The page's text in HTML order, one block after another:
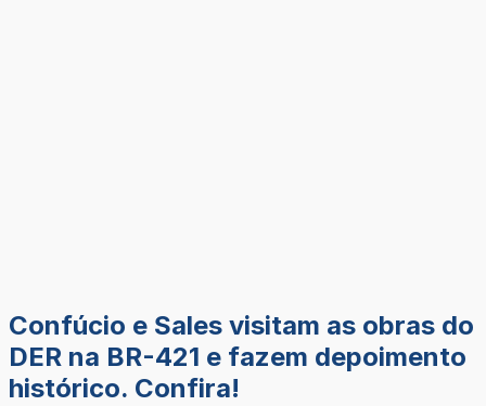
Confúcio e Sales visitam as obras do
DER na BR-421 e fazem depoimento
histórico. Confira!